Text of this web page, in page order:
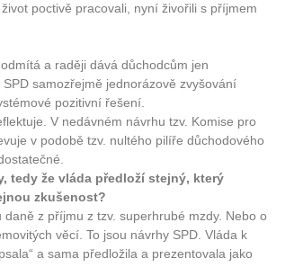
poctivě pracovali, nyní živořili s příjmem
a raději dává důchodcům jen
samozřejmě jednorázově zvyšování
pozitivní řešení.
V nedávném návrhu tzv. Komise pro
v podobě tzv. nultého pilíře důchodového
tedy že vláda předloží stejný, který
zkušenost?
z příjmu z tzv. superhrubé mzdy. Nebo o
věcí. To jsou návrhy SPD. Vláda k
a sama předložila a prezentovala jako